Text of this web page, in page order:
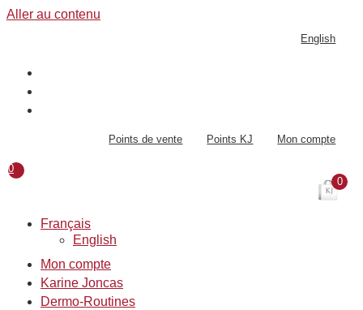
Aller au contenu
English
Points de vente Points KJ Mon compte
0
0
Français
English
Mon compte
Karine Joncas
Dermo-Routines